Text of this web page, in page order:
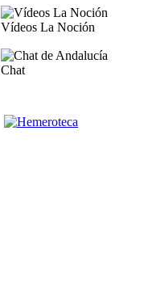
Vídeos La Noción
Chat